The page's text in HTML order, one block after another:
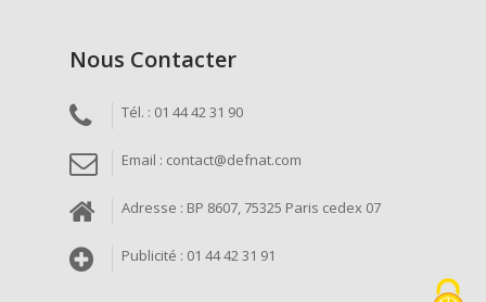
Nous Contacter
Tél. : 01 44 42 31 90
Email : contact@defnat.com
Adresse : BP 8607, 75325 Paris cedex 07
Publicité : 01 44 42 31 91